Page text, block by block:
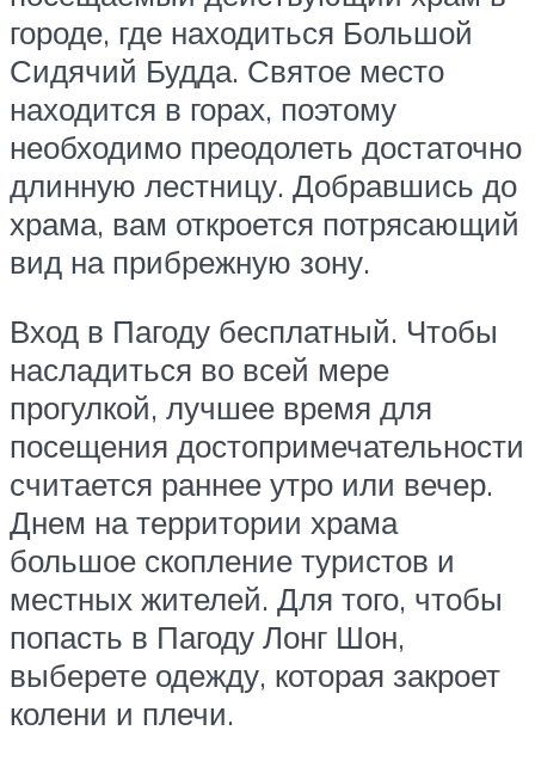
городе, где находиться Большой
Сидячий Будда. Святое место
находится в горах, поэтому
необходимо преодолеть достаточно
длинную лестницу. Добравшись до
храма, вам откроется потрясающий
вид на прибрежную зону.
Вход в Пагоду бесплатный. Чтобы
насладиться во всей мере
прогулкой, лучшее время для
посещения достопримечательности
считается раннее утро или вечер.
Днем на территории храма
большое скопление туристов и
местных жителей. Для того, чтобы
попасть в Пагоду Лонг Шон,
выберете одежду, которая закроет
колени и плечи.